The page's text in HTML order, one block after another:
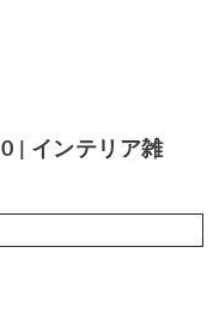
| インテリア雑